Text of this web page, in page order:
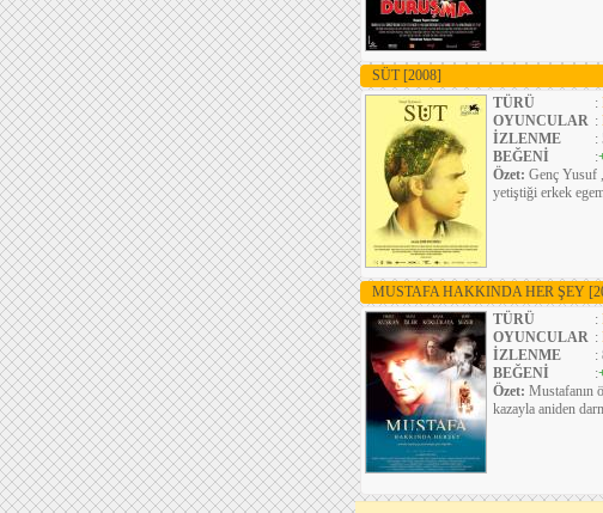
SÜT [2008]
TÜRÜ
:
OYUNCULAR :
İZLENME
:
BEĞENİ
:
Özet: Genç Yusuf
yetiştiği erkek
MUSTAFA HAKKINDA HER ŞEY
TÜRÜ
:
OYUNCULAR :
İZLENME
:
BEĞENİ
:
Özet: Mustafanın
kazayla aniden